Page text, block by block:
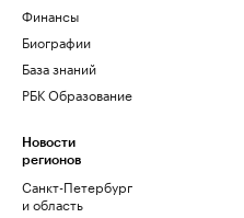
Финансы
Биографии
База знаний
РБК Образование
Новости
регионов
Санкт-Петербург
и область